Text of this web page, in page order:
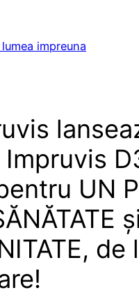
impreuna
UN
de